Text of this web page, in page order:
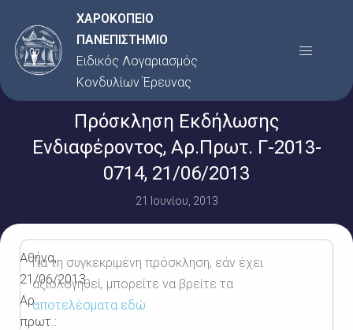
στο
περιεχόμενο
ΧΑΡΟΚΟΠΕΙΟ
ΠΑΝΕΠΙΣΤΗΜΙΟ
Ειδικός Λογαριασμός
Κονδυλίων Έρευνας
Menu
Πρόσκληση Εκδήλωσης
Ενδιαφέροντος, Αρ.Πρωτ. Γ-2013-
0714, 21/06/2013
21 Ιουνίου, 2013
Αθήνα,
21/06/2013
Αρ.
πρωτ.:
Για τη συγκεκριμένη πρόσκληση, εάν έχει
αξιολογηθεί, μπορείτε να βρείτε τα
αποτελέσματα εδώ